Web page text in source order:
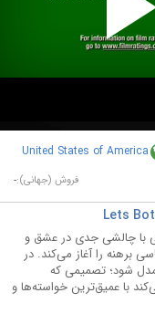
United States of America
فروش (جهانی):-
با چالشی جدی در عشق و
برهنه را آغاز می‌کند. در
شود؛ تصمیمی که
با عمیق‌ترین خواسته‌ها و